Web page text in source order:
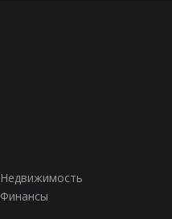
Недвижимость
Финансы